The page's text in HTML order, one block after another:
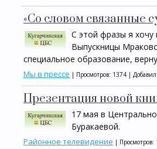
«Со словом связанные
С этой фразы я хочу
Выпускницы
специальное образование,
Мы в прессе | Просмотров: 1374 | Добавил:
Презентация новой
17 мая в
Буракаевой.
Районное телевидение |